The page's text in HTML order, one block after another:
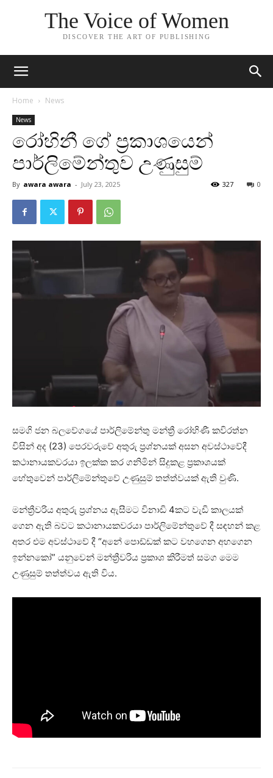
The Voice of Women
DISCOVER THE ART OF PUBLISHING
Home News
News
රෝහිනී ගේ ප්‍රකාශයෙන්
පාර්ලිමේන්තුව උණුසුම්
By awara awara - July 23, 2025 0
327
සමගි ජන බලවේගයේ පාර්ලිමේන්තු මන්ත්‍රී රෝහිණී කවිරත්න
විසින් අද (23) පෙරවරුවේ අතුරු ප්‍රශ්නයක් අසන අවස්ථාවේදී
කථානායකවරයා ඉලක්ක කර ගනිමින් සිදුකළ ප්‍රකාශයක්
හේතුවෙන් පාර්ලිමේන්තුවේ උණුසුම් තත්ත්වයක් ඇති වුණි.
මන්ත්‍රීවරිය අතුරු ප්‍රශ්නය ඇසීමට විනාඩි 4කට වැඩි කාලයක්
ගෙන ඇති බවට කථානායකවරයා පාර්ලිමේන්තුවේ දී සඳහන් කළ
අතර එම අවස්ථාවේ දී “අනේ පොඩ්ඩක් කට වහගෙන අහගෙන
ඉන්නකෝ” යනුවෙන් මන්ත්‍රීවරිය ප්‍රකාශ කිරීමත් සමග මෙම
උණුසුම් තත්ත්වය ඇති විය.